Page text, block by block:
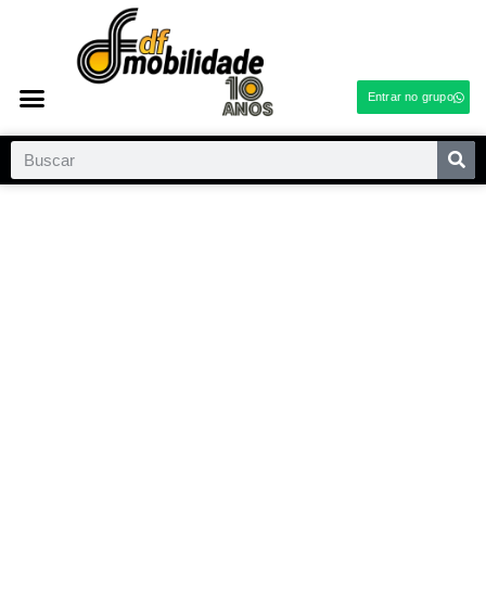
Entrar no grupo